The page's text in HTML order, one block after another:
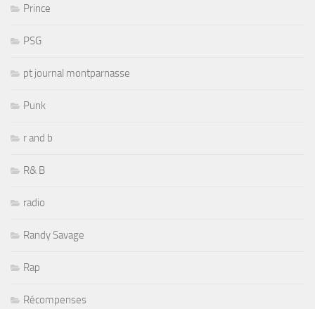
Prince
PSG
pt journal montparnasse
Punk
r and b
R& B
radio
Randy Savage
Rap
Récompenses